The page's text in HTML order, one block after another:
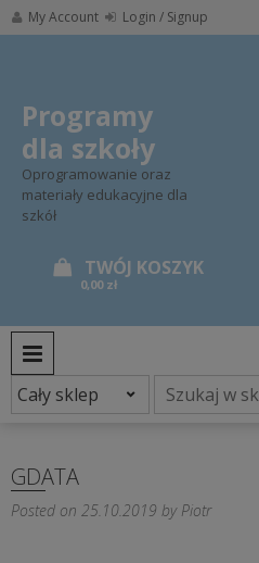
Skip
to
My Account Login / Signup
Programy
dla szkoły
Oprogramowanie oraz
materiały edukacyjne dla
szkół
0,00 zł
GDATA
Posted on 25.10.2019 by Piotr